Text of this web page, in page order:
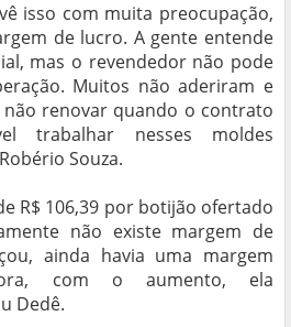
isso com muita preocupação,
de lucro. A gente entende
mas o revendedor não pode
Muitos não aderiram e
renovar quando o contrato
trabalhar nesses moldes
Souza.
R$ 106,39 por botijão ofertado
não existe margem de
ainda havia uma margem
com o aumento, ela
Dedê.